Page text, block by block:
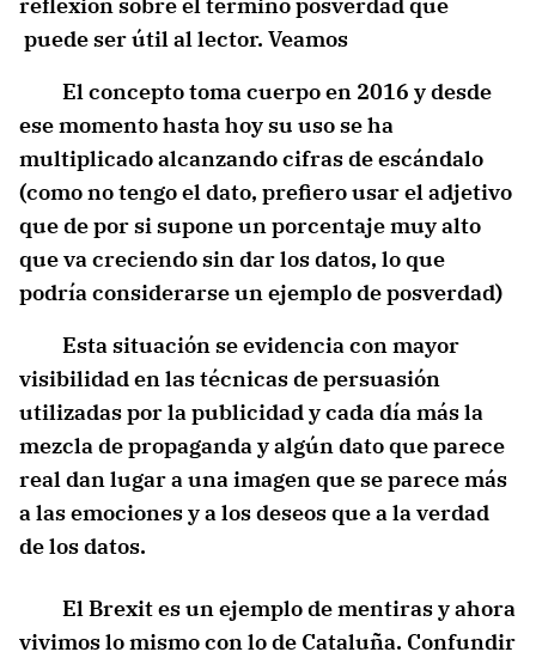
puede ser útil al lector. Veamos
El concepto toma cuerpo en 2016 y desde
ese momento hasta hoy su uso se ha
multiplicado alcanzando cifras de escándalo
(como no tengo el dato, prefiero usar el adjetivo
que de por si supone un porcentaje muy alto
que va creciendo sin dar los datos, lo que
podría considerarse un ejemplo de posverdad)
Esta situación se evidencia con mayor
visibilidad en las técnicas de persuasión
utilizadas por la publicidad y cada día más la
mezcla de propaganda y algún dato que parece
real dan lugar a una imagen que se parece más
a las emociones y a los deseos que a la verdad
de los datos.
El Brexit es un ejemplo de mentiras y ahora
vivimos lo mismo con lo de Cataluña. Confundir